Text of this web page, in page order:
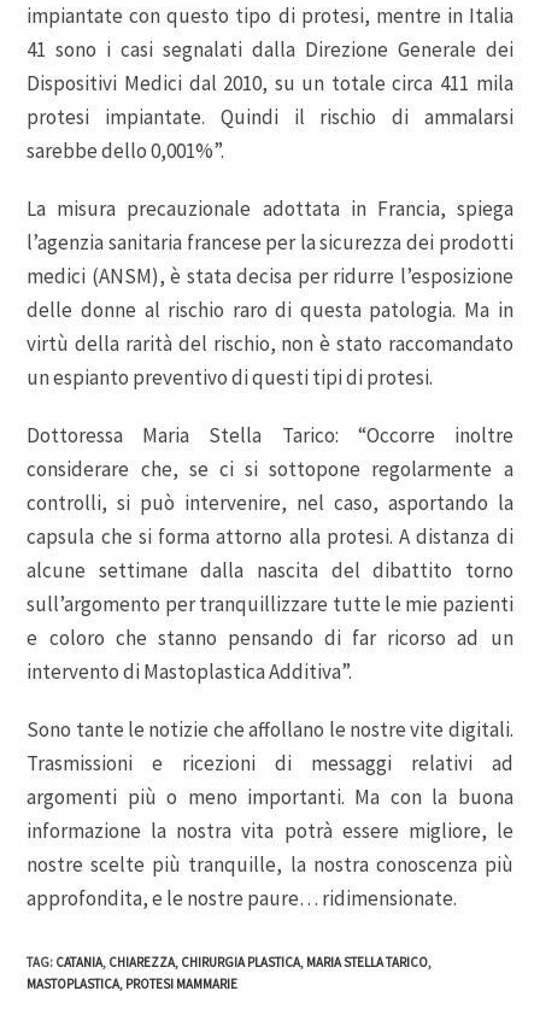
impiantate con questo tipo di protesi, mentre in Italia
41 sono i casi segnalati dalla Direzione Generale dei
Dispositivi Medici dal 2010, su un totale circa 411 mila
protesi impiantate. Quindi il rischio di ammalarsi
sarebbe dello 0,001%”.
La misura precauzionale adottata in Francia, spiega
l’agenzia sanitaria francese per la sicurezza dei prodotti
medici (ANSM), è stata decisa per ridurre l’esposizione
delle donne al rischio raro di questa patologia. Ma in
virtù della rarità del rischio, non è stato raccomandato
un espianto preventivo di questi tipi di protesi.
Dottoressa Maria Stella Tarico: “Occorre inoltre
considerare che, se ci si sottopone regolarmente a
controlli, si può intervenire, nel caso, asportando la
capsula che si forma attorno alla protesi. A distanza di
alcune settimane dalla nascita del dibattito torno
sull’argomento per tranquillizzare tutte le mie pazienti
e coloro che stanno pensando di far ricorso ad un
intervento di Mastoplastica Additiva”.
Sono tante le notizie che affollano le nostre vite digitali.
Trasmissioni e ricezioni di messaggi relativi ad
argomenti più o meno importanti. Ma con la buona
informazione la nostra vita potrà essere migliore, le
nostre scelte più tranquille, la nostra conoscenza più
approfondita, e le nostre paure… ridimensionate.
TAG: CATANIA, CHIAREZZA, CHIRURGIA PLASTICA, MARIA STELLA TARICO,
MASTOPLASTICA, PROTESI MAMMARIE